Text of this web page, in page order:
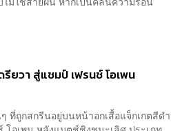
ยวา สู่แชมป์ เฟรนช์ โอเพน
ถูกสกรีนอยู่บนหน้าอกเสื้อแจ็กเกตสีดำ